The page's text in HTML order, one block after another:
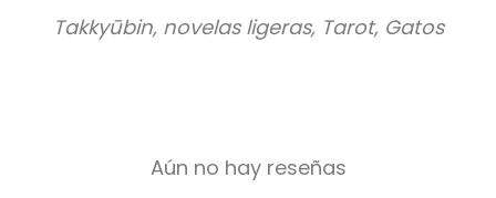
Takkyūbin, novelas ligeras, Tarot, Gatos
Aún no hay reseñas